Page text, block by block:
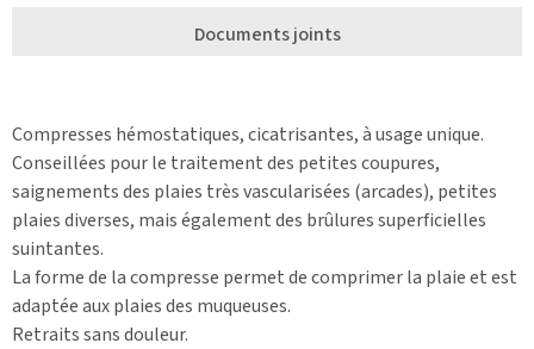
Documents joints
Compresses hémostatiques, cicatrisantes, à usage unique.
Conseillées pour le traitement des petites coupures,
saignements des plaies très vascularisées (arcades), petites
plaies diverses, mais également des brûlures superficielles
suintantes.
La forme de la compresse permet de comprimer la plaie et est
adaptée aux plaies des muqueuses.
Retraits sans douleur.